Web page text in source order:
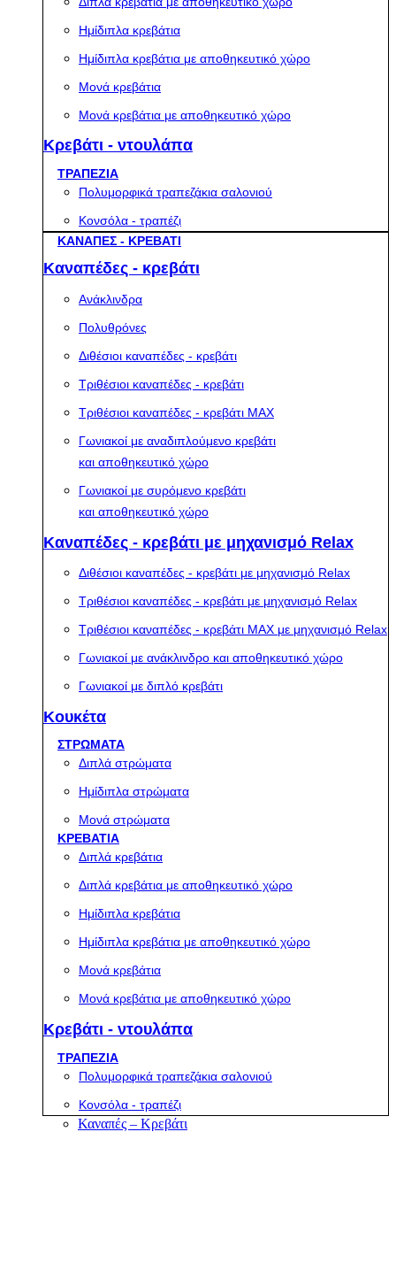
Ημίδιπλα κρεβάτια
Ημίδιπλα κρεβάτια με αποθηκευτικό χώρο
Μονά κρεβάτια
Μονά κρεβάτια με αποθηκευτικό χώρο
Κρεβάτι - ντουλάπα
ΤΡΑΠΕΖΙΑ
Πολυμορφικά τραπεζάκια σαλονιού
Κονσόλα - τραπέζι
ΚΑΝΑΠΕΣ - ΚΡΕΒΑΤΙ
Καναπέδες - κρεβάτι
Ανάκλινδρα
Πολυθρόνες
Διθέσιοι καναπέδες - κρεβάτι
Τριθέσιοι καναπέδες - κρεβάτι
Τριθέσιοι καναπέδες - κρεβάτι MAX
Γωνιακοί με αναδιπλούμενο κρεβάτι
και αποθηκευτικό χώρο
Γωνιακοί με συρόμενο κρεβάτι
και αποθηκευτικό χώρο
Καναπέδες - κρεβάτι με μηχανισμό Relax
Διθέσιοι καναπέδες - κρεβάτι με μηχανισμό Relax
Τριθέσιοι καναπέδες - κρεβάτι με μηχανισμό Relax
Τριθέσιοι καναπέδες - κρεβάτι MAX με μηχανισμό Relax
Γωνιακοί με ανάκλινδρο και αποθηκευτικό χώρο
Γωνιακοί με διπλό κρεβάτι
Κουκέτα
ΣΤΡΩΜΑΤΑ
Διπλά στρώματα
Ημίδιπλα στρώματα
Μονά στρώματα
ΚΡΕΒΑΤΙΑ
Διπλά κρεβάτια
Διπλά κρεβάτια με αποθηκευτικό χώρο
Ημίδιπλα κρεβάτια
Ημίδιπλα κρεβάτια με αποθηκευτικό χώρο
Μονά κρεβάτια
Μονά κρεβάτια με αποθηκευτικό χώρο
Κρεβάτι - ντουλάπα
ΤΡΑΠΕΖΙΑ
Πολυμορφικά τραπεζάκια σαλονιού
Κονσόλα - τραπέζι
Καναπές – Κρεβάτι